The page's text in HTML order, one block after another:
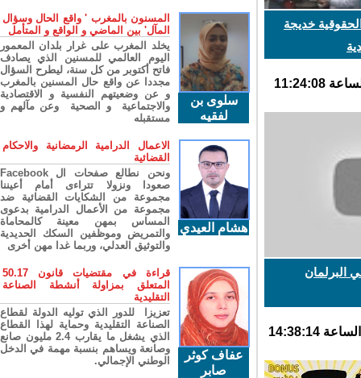
خديجة
سلوى بن
لفقيه
المسنون بالمغرب ' واقع الحال وسؤال
المآل' بين الماضي و الواقع و المتأمل
يخلد المغرب على غرار بلدان المعمور
اليوم العالمي للمسنين الذي يصادف
فاتح أكتوبر من كل سنة، ليطرح السؤال
مجددا عن واقع حال المسنين بالمغرب
و عن وضعيتهم النفسية و الاقتصادية
والاجتماعية و الصحية وعن مآلهم و
مستقبله
هشام العيدي
الاعمال الدرامية الرمضانية والاحكام
القضائية
ونحن نطالع صفحات ال Facebook
صعودا ونزولا تتراءى أمام أعيننا
مجموعة من الشكايات القضائية ضد
مجموعة من الأعمال الدرامية بدعوى
المساس بمهن معينة كالمحاماة
والتمريض وموظفين السكك الحديدية
والتوثيق العدلي، وربما غدا مهن أخرى
عفاف كوثر
صابر
قراءة في مقتضيات قانون 50.17
المتعلق بمزاولة أنشطة الصناعة
التقليدية
تعزيزا للدور الذي توليه الدولة لقطاع
الصناعة التقليدية وحماية لهذا القطاع
الذي يشغل ما يقارب 2.4 مليون صانع
وصانعة ويساهم بنسبة مهمة في الدخل
الوطني الإجمالي.